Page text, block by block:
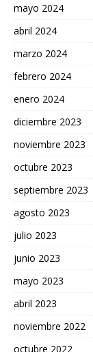
mayo 2024
abril 2024
marzo 2024
febrero 2024
enero 2024
diciembre 2023
noviembre 2023
octubre 2023
septiembre 2023
agosto 2023
julio 2023
junio 2023
mayo 2023
abril 2023
noviembre 2022
octubre 2022